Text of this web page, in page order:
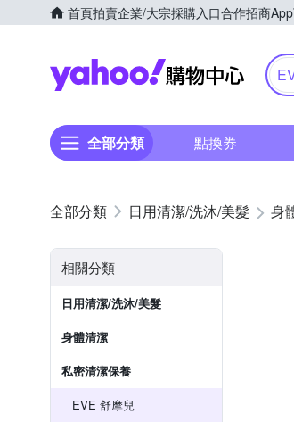
首頁拍賣企業/大宗採購入口合作招商
全部分類 點換券
日用清潔/洗沐/美髮 身
相關分類
日用清潔/洗沐/美髮
身體清潔
私密清潔保養
EVE 舒摩兒